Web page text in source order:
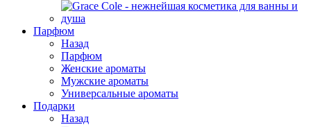
Парфюм
Назад
Парфюм
Женские ароматы
Мужские ароматы
Универсальные ароматы
Подарки
Назад